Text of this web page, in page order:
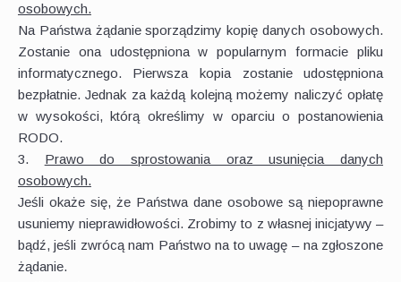
osobowych.
Na Państwa żądanie sporządzimy kopię danych osobowych.
Zostanie ona udostępniona w popularnym formacie pliku
informatycznego. Pierwsza kopia zostanie udostępniona
bezpłatnie. Jednak za każdą kolejną możemy naliczyć opłatę
w wysokości, którą określimy w oparciu o postanowienia
RODO.
3. Prawo do sprostowania oraz usunięcia danych
osobowych.
Jeśli okaże się, że Państwa dane osobowe są niepoprawne
usuniemy nieprawidłowości. Zrobimy to z własnej inicjatywy –
bądź, jeśli zwrócą nam Państwo na to uwagę – na zgłoszone
żądanie.